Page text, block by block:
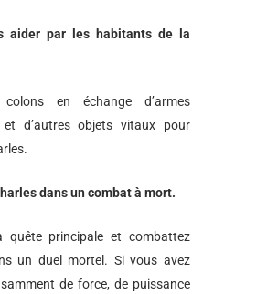
aider par les habitants de la
en échange d’armes
et d’autres objets vitaux pour
dans un combat à mort.
quête principale et combattez
un duel mortel. Si vous avez
de force, de puissance